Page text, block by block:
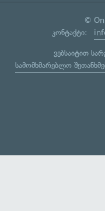
©
კონტაქტი:
ვებსაიტით
სამომხმარებლო